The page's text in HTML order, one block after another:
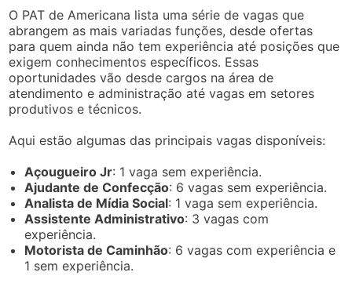
O PAT de Americana lista uma série de vagas que
abrangem as mais variadas funções, desde ofertas
para quem ainda não tem experiência até posições que
exigem conhecimentos específicos. Essas
oportunidades vão desde cargos na área de
atendimento e administração até vagas em setores
produtivos e técnicos.
Aqui estão algumas das principais vagas disponíveis:
Açougueiro Jr: 1 vaga sem experiência.
Ajudante de Confecção: 6 vagas sem experiência.
Analista de Mídia Social: 1 vaga sem experiência.
Assistente Administrativo: 3 vagas com
experiência.
Motorista de Caminhão: 6 vagas com experiência e
1 sem experiência.